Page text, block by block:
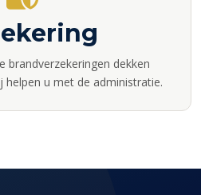
brandverzekeringen dekken
helpen u met de administratie.